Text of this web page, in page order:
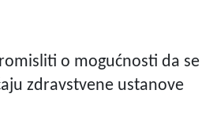
o mogućnosti da se
zdravstvene ustanove